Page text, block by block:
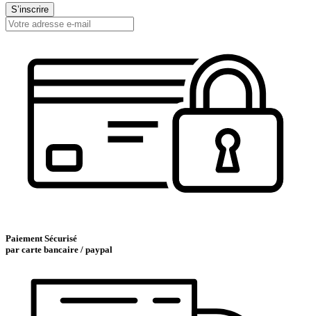
S’inscrire
Paiement Sécurisé
par carte bancaire / paypal